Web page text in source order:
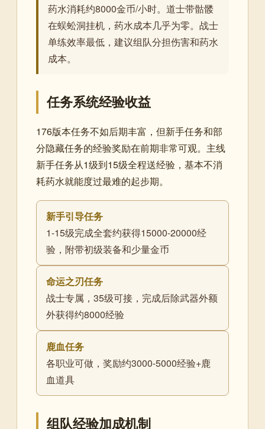
药水消耗约8000金币/小时。道士带骷髅
在蜈蚣洞挂机，药水成本几乎为零。战士
单练效率最低，建议组队分担伤害和药水
成本。
任务系统经验收益
176版本任务不如后期丰富，但新手任务和部
分隐藏任务的经验奖励在前期非常可观。主线
新手任务从1级到15级全程送经验，基本不消
耗药水就能度过最难的起步期。
新手引导任务
1-15级完成全套约获得15000-20000经
验，附带初级装备和少量金币
命运之刃任务
战士专属，35级可接，完成后除武器外额
外获得约8000经验
鹿血任务
各职业可做，奖励约3000-5000经验+鹿
血道具
组队经验加成机制